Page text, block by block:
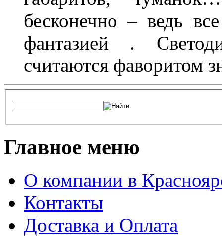
бесконечно – ведь
фантазией .
считаются фаворитом
Главное меню
О компании в
Контакты
Доставка и Оплата